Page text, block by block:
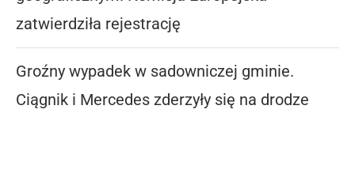
zatwierdziła rejestrację
Groźny wypadek w sadowniczej gminie.
Ciągnik i Mercedes zderzyły się na drodze